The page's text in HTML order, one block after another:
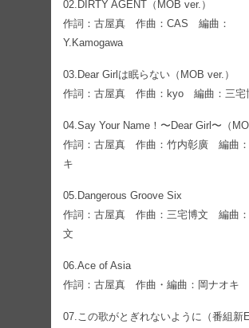
02.DIRTY AGENT（MOB ver.）
作詞：古屋真 作曲：CAS 編曲：
Y.Kamogawa
03.Dear Girlは眠らない（MOB ver.）
作詞：古屋真 作曲：kyo 編曲：三宅
04.Say Your Name！〜Dear Girl〜（
作詞：古屋真 作曲：竹内彰廣 編曲
キ
05.Dangerous Groove Six
作詞：古屋真 作曲：三宅博文 編曲
文
06.Ace of Asia
作詞：古屋真 作曲・編曲：岡ナオキ
07.この歌がとぎれないように（番組新